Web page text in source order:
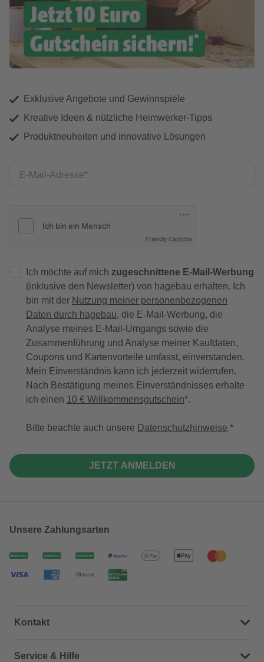
Exklusive Angebote und Gewinnspiele
Kreative Ideen & nützliche Heimwerker-Tipps
Produktneuheiten und innovative Lösungen
E-Mail-Adresse
Friendly Captcha
Ich möchte auf mich zugeschnittene E-Mail-Werbung
(inklusive den Newsletter) von hagebau erhalten. Ich
bin mit der Nutzung meiner personenbezogenen
Daten durch hagebau, die E-Mail-Werbung, die
Analyse meines E-Mail-Umgangs sowie die
Zusammenführung und Analyse meiner Kaufdaten,
Coupons und Kartenvorteile umfasst, einverstanden.
Mein Einverständnis kann ich jederzeit widerrufen.
Nach Bestätigung meines Einverständnisses erhalte
ich einen 10 € Willkommensgutschein*.
Bitte beachte auch unsere Datenschutzhinweise.
JETZT ANMELDEN
Unsere Zahlungsarten
Kontakt
Dein Kontakt zu uns
Service & Hilfe